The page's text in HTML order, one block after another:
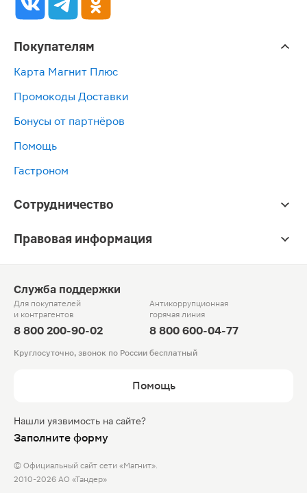
Покупателям
Карта Магнит Плюс
Промокоды Доставки
Бонусы от партнёров
Помощь
Гастроном
Сотрудничество
Правовая информация
Служба поддержки
Для покупателей
и контрагентов
8 800 200-90-02
Антикоррупционная
горячая линия
8 800 600-04-77
Круглосуточно, звонок по России бесплатный
Помощь
Нашли уязвимость на сайте?
Заполните форму
© Официальный сайт сети «Магнит».
2010-2026 АО «Тандер»